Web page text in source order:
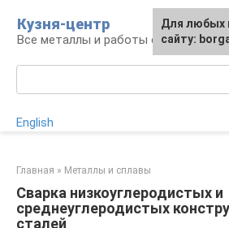
контенту
Кузня-центр
Все металлы и работы с ними
English
Главная » Металлы и сплавы
Сварка низкоуглеродистых и
среднеуглеродистых
сталей
Для любых
сайту: